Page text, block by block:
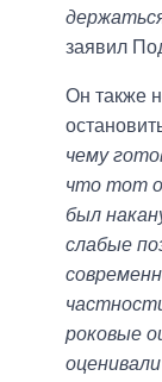
заявил
Он также
чему
что тот
был
слабые
роковые